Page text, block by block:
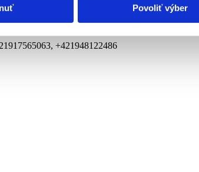
Povoliť výber
+421948122486